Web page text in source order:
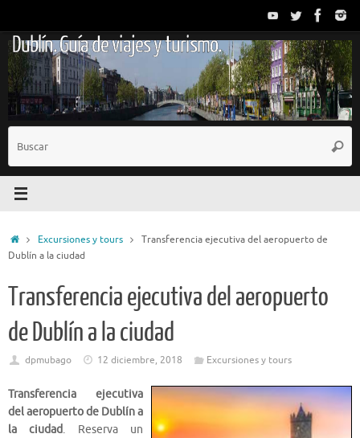
contenido
Dublín. Guía de viajes y turismo.
InicioExcursiones y tours
Transferencia ejecutiva del aeropuerto de
Dublín a la ciudad
Transferencia ejecutiva del aeropuerto
de Dublín a la ciudad
dpmubago 12 diciembre, 2018 Excursiones y tours
Transferencia ejecutiva
del aeropuerto de Dublín a
la ciudad. Reserva un